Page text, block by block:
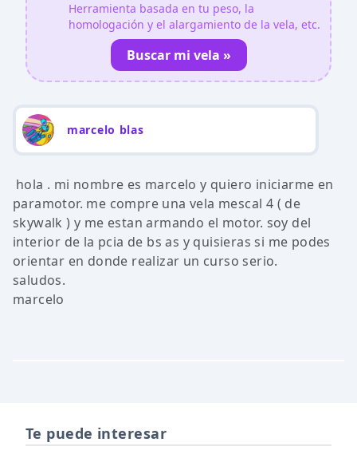
Herramienta basada en tu peso, la
homologación y el alargamiento de la vela, etc.
Buscar mi vela »
marcelo blas
hola . mi nombre es marcelo y quiero iniciarme en
paramotor. me compre una vela mescal 4 ( de
skywalk ) y me estan armando el motor. soy del
interior de la pcia de bs as y quisieras si me podes
orientar en donde realizar un curso serio.
saludos.
marcelo
Te puede interesar